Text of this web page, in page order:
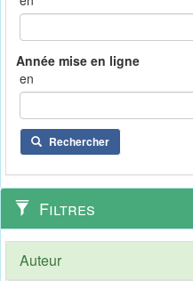
en
Rechercher
Filtres
Auteur